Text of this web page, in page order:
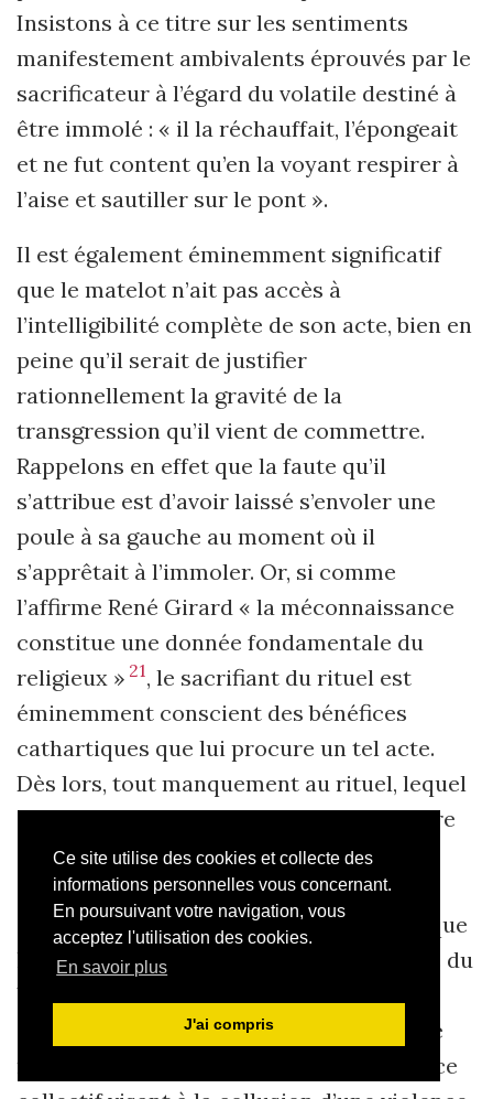
Ce site utilise des cookies et collecte des
informations personnelles vous concernant.
En poursuivant votre navigation, vous
acceptez l'utilisation des cookies.
En savoir plus
J'ai compris
Insistons à ce titre sur les sentiments
manifestement ambivalents éprouvés par le
sacrificateur à l’égard du volatile destiné à
être immolé : « il la réchauffait, l’épongeait
et ne fut content qu’en la voyant respirer à
l’aise et sautiller sur le pont ».
Il est également éminemment significatif
que le matelot n’ait pas accès à
l’intelligibilité complète de son acte, bien en
peine qu’il serait de justifier
rationnellement la gravité de la
transgression qu’il vient de commettre.
Rappelons en effet que la faute qu’il
s’attribue est d’avoir laissé s’envoler une
poule à sa gauche au moment où il
s’apprêtait à l’immoler. Or, si comme
l’affirme René Girard « la méconnaissance
constitue une donnée fondamentale du
religieux » 21, le sacrifiant du rituel est
éminemment conscient des bénéfices
cathartiques que lui procure un tel acte.
Dès lors, tout manquement au rituel, lequel
canalise la violence primaire d’un meurtre
originel en partie oublié, fait ressurgir le
spectre d’un embrasement violent
généralisé. Il n’est donc pas surprenant que
le châtiment encouru par le matelot turc du
Voyage
également automatique. Le
du rite
menace en effet d’effritement tout l’édifice